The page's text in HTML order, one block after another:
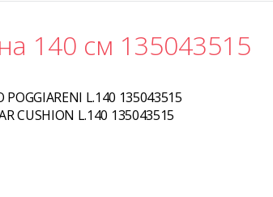
140 см 135043515
POGGIARENI L.140 135043515
CUSHION L.140 135043515